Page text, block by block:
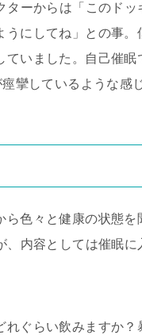
ターからは「このドッ
にしてね」との事
いました。自己催
攣しているような感
色々と健康の状態
内容としては催眠
ぐらい飲みますか